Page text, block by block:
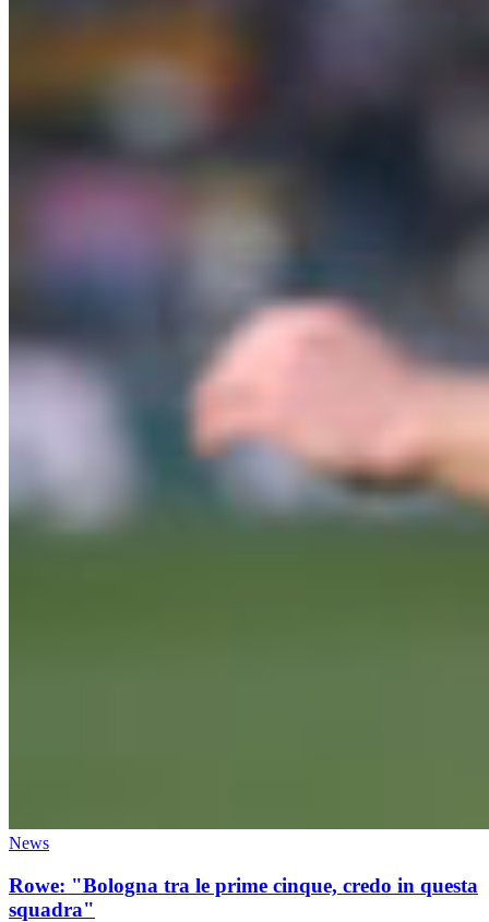
News
Rowe: "Bologna tra le prime cinque, credo in questa
squadra"